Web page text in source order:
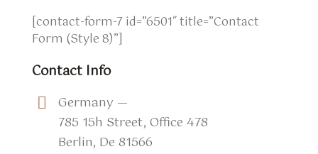
[contact-form-7 id=”6501″ title=”Contact
Form (Style 8)”]
Contact Info
Germany —
785 15h Street, Office 478
Berlin, De 81566